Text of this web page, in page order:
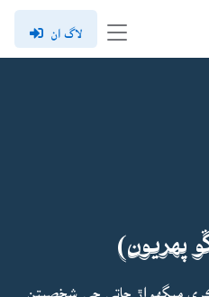
لاگ ان
پهريون)
ميگهواڙ جاتي جي شخصيتن